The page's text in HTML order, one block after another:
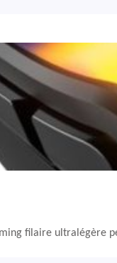
filaire ultralégère